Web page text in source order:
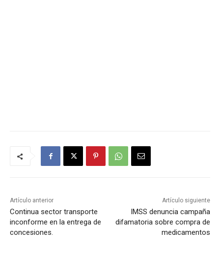
Artículo anterior
Continua sector transporte
inconforme en la entrega de
concesiones.
Artículo siguiente
IMSS denuncia campaña
difamatoria sobre compra de
medicamentos